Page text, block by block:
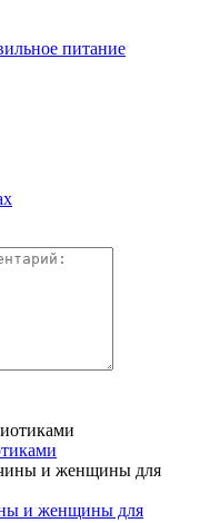
питание
и женщины для